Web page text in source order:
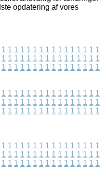
opdatering af vores
1 1 1 1 1 1 1 1 1 1 1 1 1 1 1 1
1 1 1 1 1 1 1 1 1 1 1 1 1 1 1 1
1 1 1 1 1 1 1 1 1 1 1 1 1 1 1 1
1 1 1 1 1 1 1 1 1 1 1 1 1 1 1 1
1 1 1 1 1 1 1 1 1 1 1 1 1 1 1 1
1 1 1 1 1 1 1 1 1 1 1 1 1 1 1 1
1 1 1 1 1 1 1 1 1 1 1 1 1 1 1 1
1 1 1 1 1 1 1 1 1 1 1 1 1 1 1 1
1 1 1 1 1 1 1 1 1 1 1 1 1 1 1 1